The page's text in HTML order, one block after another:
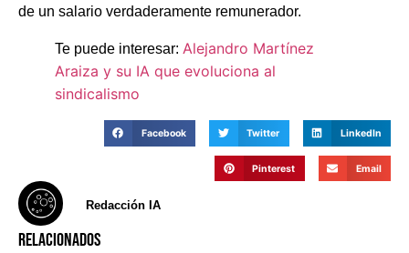
de un salario verdaderamente remunerador.
Te puede interesar: Alejandro Martínez
Araiza y su IA que evoluciona al
sindicalismo
Facebook Twitter LinkedIn
Pinterest Email
Redacción IA
RELACIONADOS